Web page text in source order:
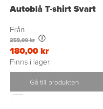
Autoblå T-shirt Svart
Från
259,00 kr i
180,00 kr
Finns i lager
Gå till produkten